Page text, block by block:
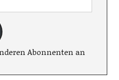
Abonnenten an